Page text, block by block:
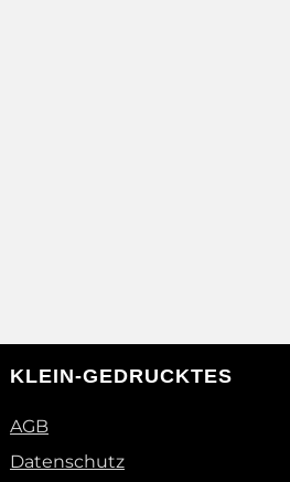
KLEIN-GEDRUCKTES
AGB
Datenschutz